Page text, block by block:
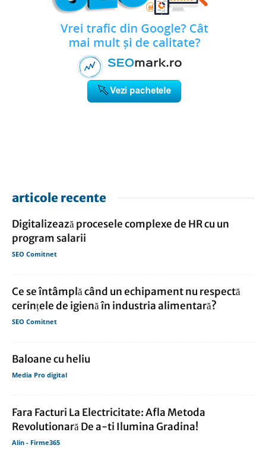
articole recente
Digitalizează procesele complexe de HR cu un
program salarii
SEO Comitnet
Ce se întâmplă când un echipament nu respectă
cerințele de igienă în industria alimentară?
SEO Comitnet
Baloane cu heliu
Media Pro digital
Fara Facturi La Electricitate: Afla Metoda
Revolutionară De a-ti Ilumina Gradina!
Alin - Firme365